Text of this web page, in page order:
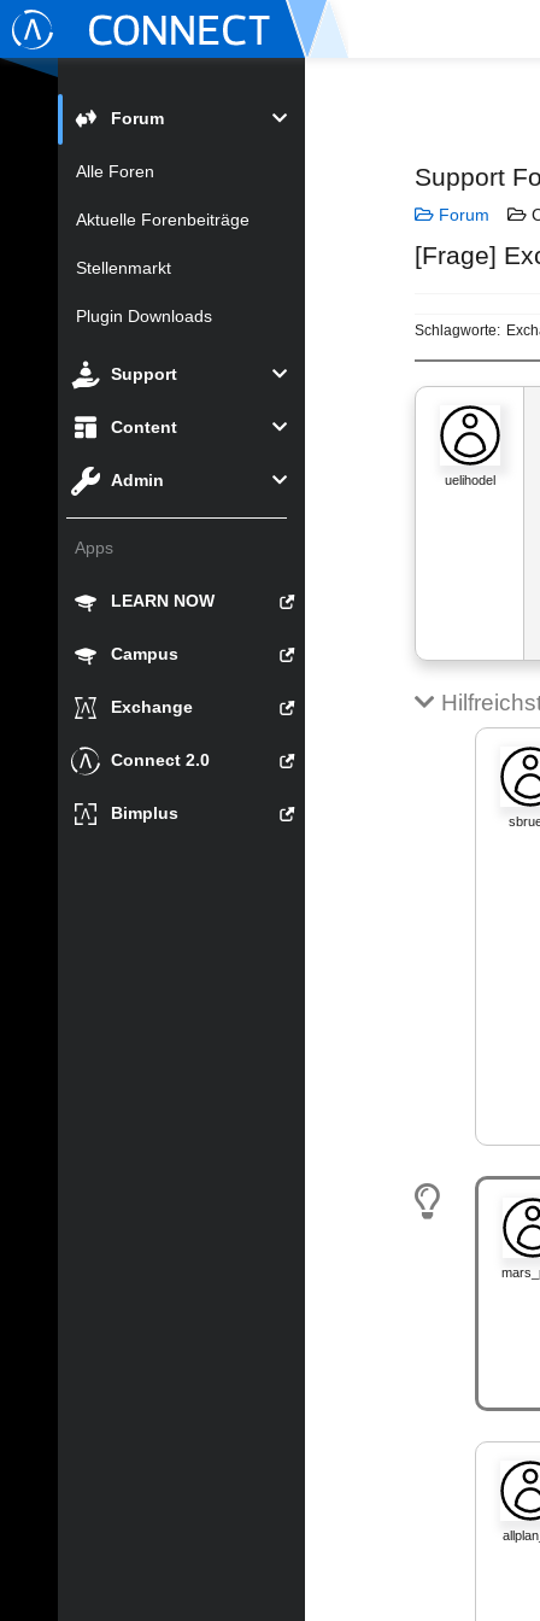
Forum
Alle Foren
Aktuelle Forenbeiträge
Stellenmarkt
Plugin Downloads
Support
Content
Admin
Apps
LEARN NOW
Campus
Exchange
Connect 2.0
Bimplus
Support
Forum
[Frage]
Schlagworte:
uelihodel